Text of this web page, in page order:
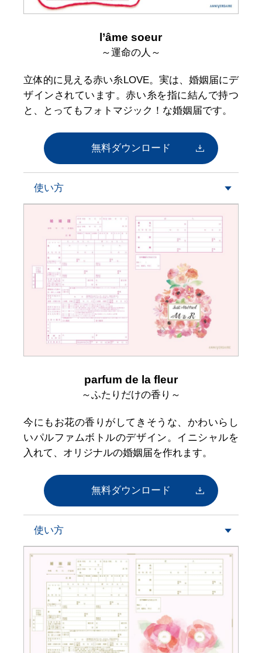
l’âme soeur
～運命の人～
立体的に見える赤い糸LOVE。実は、婚姻届にデ
ザインされています。赤い糸を指に結んで持つ
と、とってもフォトマジック！な婚姻届です。
無料ダウンロード
使い方
parfum de la fleur
～ふたりだけの香り～
今にもお花の香りがしてきそうな、かわいらし
いパルファムボトルのデザイン。イニシャルを
入れて、オリジナルの婚姻届を作れます。
無料ダウンロード
使い方